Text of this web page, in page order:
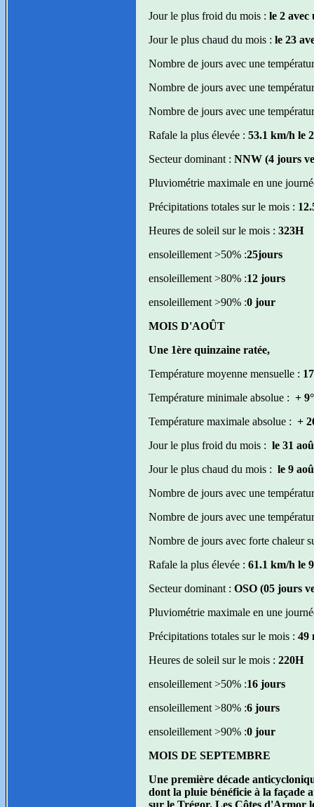
Jour le plus froid du mois : le 2 avec
Jour le plus chaud du mois : le 23
Nombre de jours avec une
Nombre de jours avec une
Nombre de jours avec une
Rafale la plus élevée : 53.1 km/h le
Secteur dominant : NNW (4 jours
Pluviométrie maximale en une
Précipitations totales sur le mois :
Heures de soleil sur le mois : 323H
ensoleillement >50% :25jours
ensoleillement >80% :12 jours
ensoleillement >90% :0 jour
MOIS D'AOÛT
Une 1ère quinzaine ratée,
Température moyenne mensuelle :
Température minimale absolue : +
Température maximale absolue : +
Jour le plus froid du mois : le 31
Jour le plus chaud du mois : le 9
Nombre de jours avec une
Nombre de jours avec une
Nombre de jours avec forte chaleur
Rafale la plus élevée : 61.1 km/h le
Secteur dominant : OSO (05 jours
Pluviométrie maximale en une
Précipitations totales sur le mois : 49
Heures de soleil sur le mois : 220H
ensoleillement >50% :16 jours
ensoleillement >80% :6 jours
ensoleillement >90% :0 jour
MOIS DE SEPTEMBRE
Une première décade
dont la pluie bénéficie à la façade
sur le Trégor. Les Côtes d'Armor